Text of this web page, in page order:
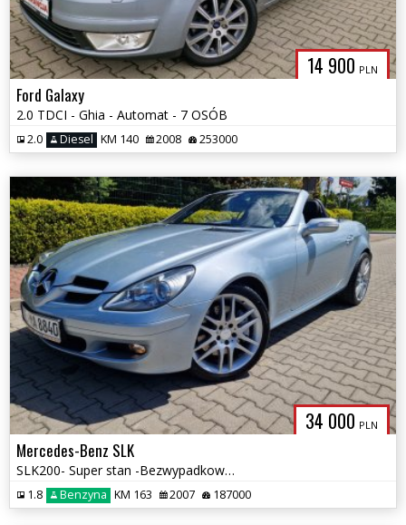
14 900 PLN
Ford Galaxy
2.0 TDCI - Ghia - Automat - 7 OSÓB
2.0 Diesel KM 140 2008 253000
34 000 PLN
Mercedes-Benz SLK
SLK200- Super stan -Bezwypadkowy-Gwarancja
1.8 Benzyna KM 163 2007 187000